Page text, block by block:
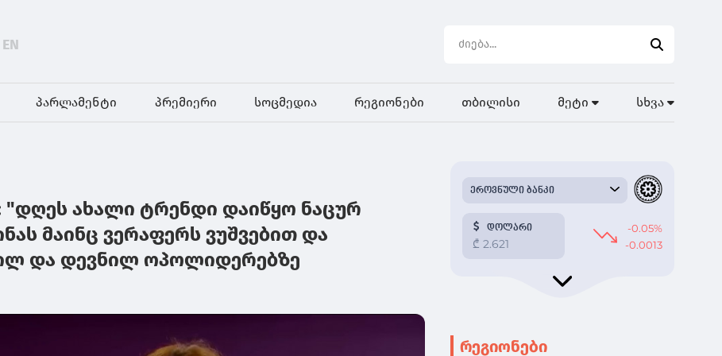
EN
პარლამენტი პრემიერი სოცმედია რეგიონები თბილისი მეტი სხვა
"დღეს ახალი ტრენდი დაიწყო ნაცურ
მაინც ვერაფერს ვუშვებით და
და დევნილ ოპოლიდერებზე
რეგიონები